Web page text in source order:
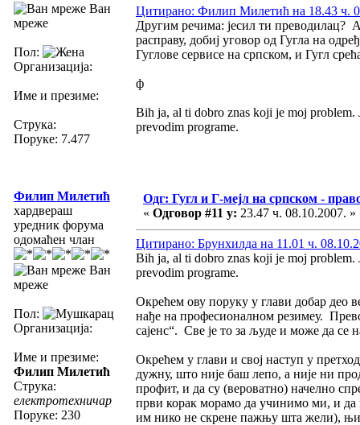
Ван
мреже
Пол:
Организација:
Име и презиме:
Струка:
Поруке: 7.477
Цитирано: Филип Милетић на 18.43 ч.
Другим речима: јесил ти преводилац?
расправу, добиј уговор од Гугла на
Гуглове сервисе на српском, и Гугл
ф
Bih ja, al ti dobro znas koji je moj
prevodim programe.
Филип Милетић
хардвераш
уредник форума
одомаћен члан
Ван
мреже
Пол:
Организација:
Име и презиме:
Филип Милетић
Струка:
електротехничар
Поруке: 230
Одг: Гугл и Г-мејл на српском -
« Одговор #11 у: 23.47 ч. 08.10.2007. »
Цитирано: Брунхилда на 11.01 ч.
Bih ja, al ti dobro znas koji je moj
prevodim programe.
Окрећем ову поруку у глави добар део
нађе на професионалном резимеу.
сајенс“. Све је то за људе и може да се
Окрећем у глави и свој наступ у
дужну, што није баш лепо, а није ни
профит, и да су (вероватно) начелно
први корак морамо да учинимо ми, и да
им нико не скрене пажњу шта жели),